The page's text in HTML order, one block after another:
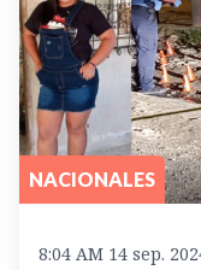
NACIONALES
8:04 AM 14 sep.